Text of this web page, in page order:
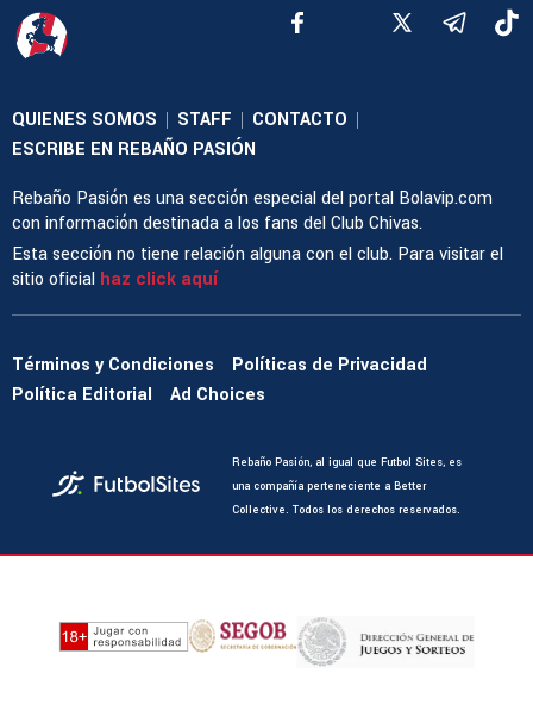
QUIENES SOMOS | STAFF | CONTACTO |
ESCRIBE EN REBAÑO PASIÓN
Rebaño Pasión es una sección especial del portal Bolavip.com
con información destinada a los fans del Club Chivas.
Esta sección no tiene relación alguna con el club. Para visitar el
sitio oficial haz click aquí
Términos y Condiciones
Políticas de Privacidad
Política Editorial
Ad Choices
Rebaño Pasión, al igual que Futbol Sites, es
una compañía perteneciente a Better
Collective. Todos los derechos reservados.